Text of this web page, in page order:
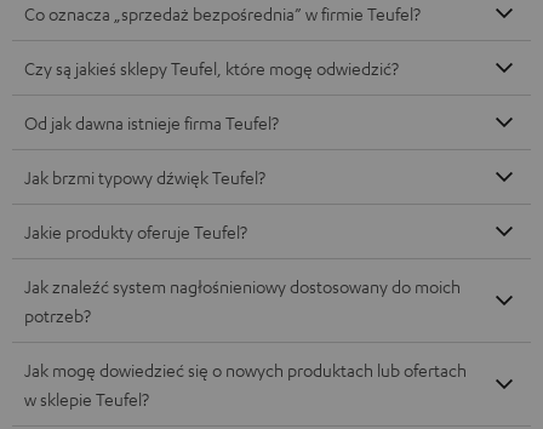
Co oznacza „sprzedaż bezpośrednia” w firmie Teufel?
Czy są jakieś sklepy Teufel, które mogę odwiedzić?
Od jak dawna istnieje firma Teufel?
Jak brzmi typowy dźwięk Teufel?
Jakie produkty oferuje Teufel?
Jak znaleźć system nagłośnieniowy dostosowany do moich
potrzeb?
Jak mogę dowiedzieć się o nowych produktach lub ofertach
w sklepie Teufel?